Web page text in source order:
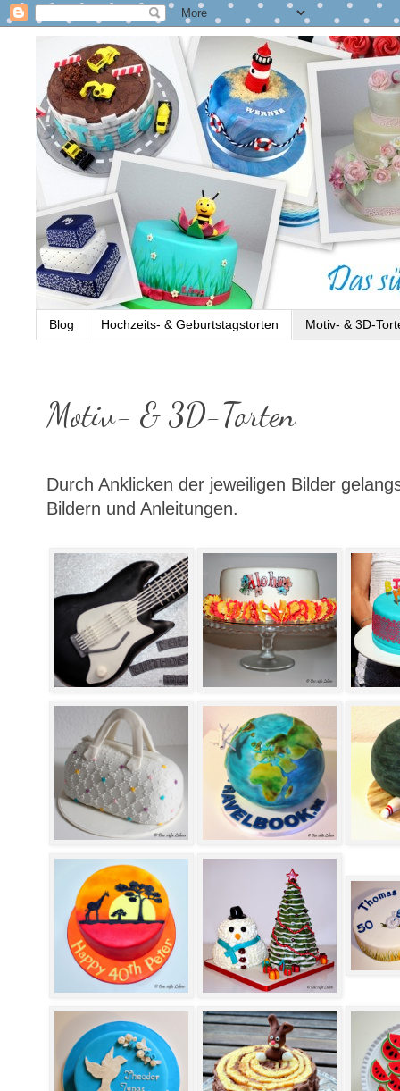
Blog Hochzeits- & Geburtstagstorten Motiv- & 3D-
Motiv- & 3D-Torten
Durch Anklicken der jeweiligen Bilder
Bildern und Anleitungen.